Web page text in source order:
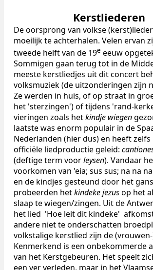
Kerstliederen
De oorsprong van volkse
moeilijk te achterhalen. Velen ervan
tweede helft van de 19e eeuw
Sommigen gaan terug tot in de
meeste kerstliedjes uit dit concert
volksmuziek (de uitzonderingen zijn
Ze werden in huis, of op straat in
het 'sterzingen') of tijdens 'rand-
vieringen zoals hetkindje wiegen
laatste was enorm populair in de
Nederlanden (hier dus) en heeft
officiële liedproductie geleid:
(deftige term voorleysen). Vandaar
voorkomen van 'eia; sus sus; na na
en de kindjes gesteund door het
probeerden hetkindeke jezusop het
slaap te wiegen/zingen. Uit de
het lied 'Hoe leit dit kindeke'
andere niet te onderschatten
volkstalige kerstlied zijn de
Kenmerkend is een onbekommerde
van het Kerstgebeuren. Het speelt
een ver verleden, maar in het